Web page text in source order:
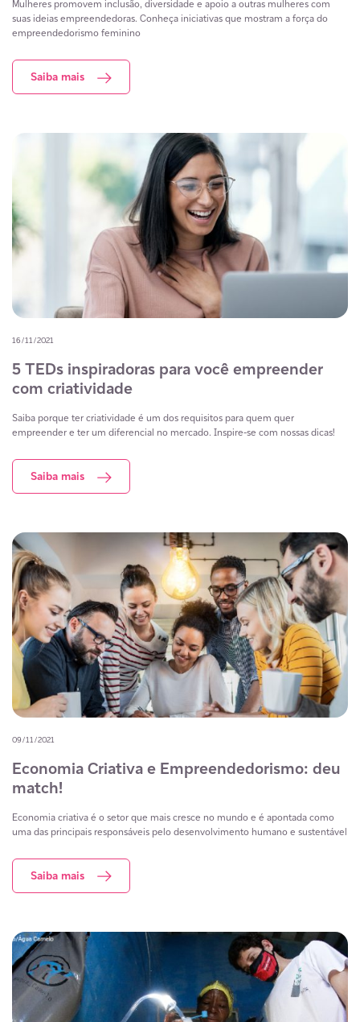
Mulheres promovem inclusão, diversidade e apoio a outras mulheres com
suas ideias empreendedoras. Conheça iniciativas que mostram a força do
empreendedorismo feminino
Saiba mais
16/11/2021
5 TEDs inspiradoras para você empreender
com criatividade
Saiba porque ter criatividade é um dos requisitos para quem quer
empreender e ter um diferencial no mercado. Inspire-se com nossas dicas!
Saiba mais
09/11/2021
Economia Criativa e Empreendedorismo: deu
match!
Economia criativa é o setor que mais cresce no mundo e é apontada como
uma das principais responsáveis pelo desenvolvimento humano e sustentável
Saiba mais